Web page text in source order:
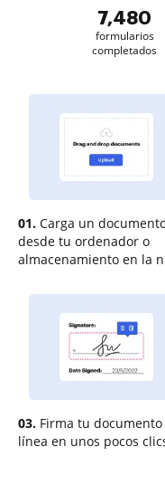
7,480
formularios
completados
01. Carga un
desde tu ordenador o
almacenamiento en la
03. Firma tu documento
línea en unos pocos